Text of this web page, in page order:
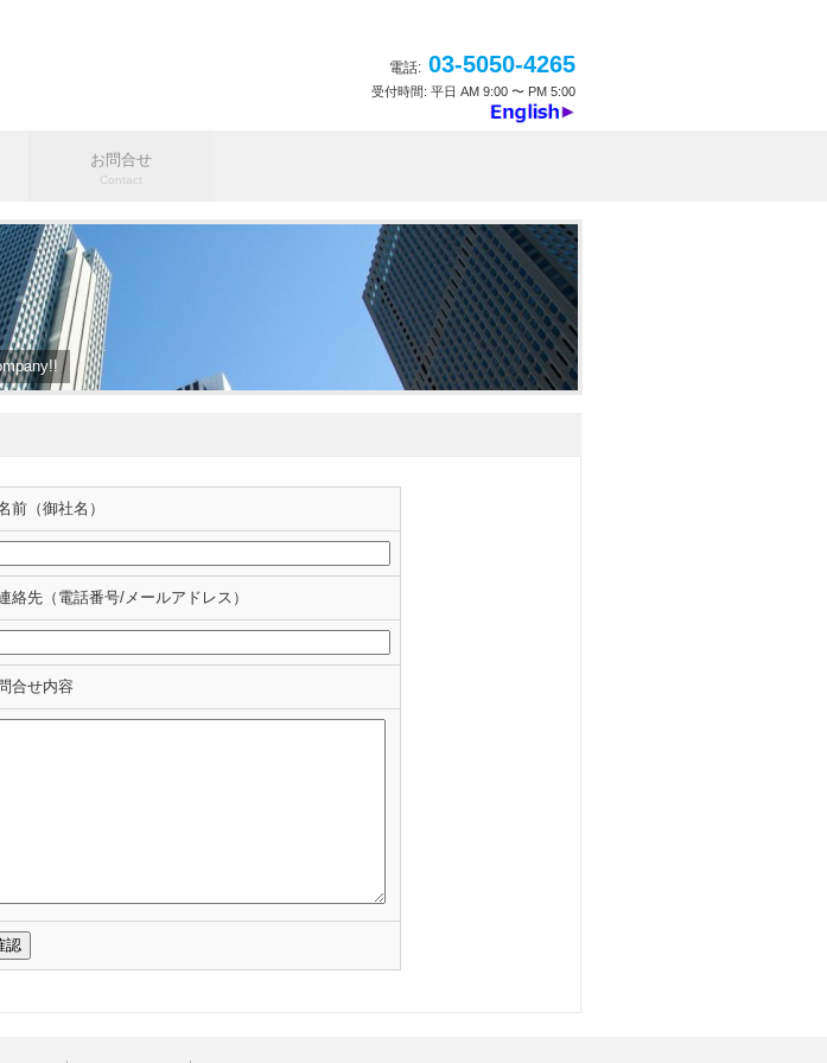
電話: 03-5050-4265
受付時間: 平日 AM 9:00 〜 PM 5:00
お問合せ
Contact
前（御社名）
絡先（電話番号/メールアドレス）
合せ内容